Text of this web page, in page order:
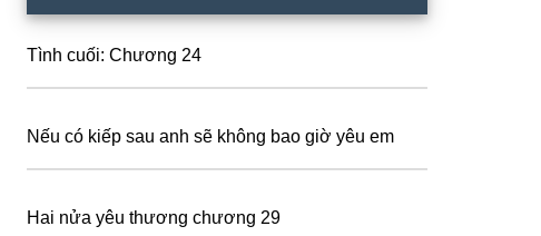
Sidebar
Tình cuối: Chương 24
Nếu có kiếp sau anh sẽ không bao giờ yêu em
Hai nửa yêu thương chương 29